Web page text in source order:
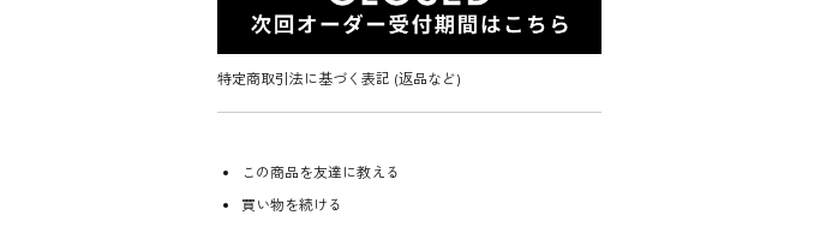
特定商取引法に基づく表記 (返品など)
この商品を友達に教える
買い物を続ける